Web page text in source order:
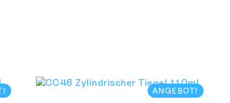
ANGEBOT!